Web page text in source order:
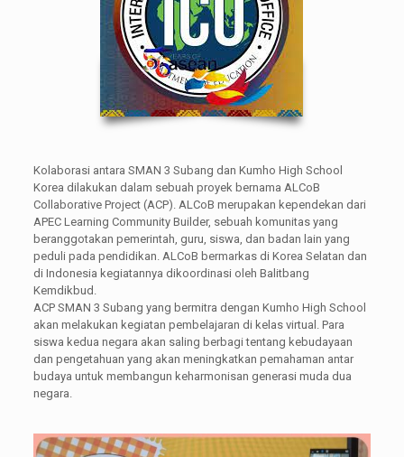
Kolaborasi antara SMAN 3 Subang dan Kumho High School
Korea dilakukan dalam sebuah proyek bernama ALCoB
Collaborative Project (ACP). ALCoB merupakan kependekan dari
APEC Learning Community Builder, sebuah komunitas yang
beranggotakan pemerintah, guru, siswa, dan badan lain yang
peduli pada pendidikan. ALCoB bermarkas di Korea Selatan dan
di Indonesia kegiatannya dikoordinasi oleh Balitbang
Kemdikbud.
ACP SMAN 3 Subang yang bermitra dengan Kumho High School
akan melakukan kegiatan pembelajaran di kelas virtual. Para
siswa kedua negara akan saling berbagi tentang kebudayaan
dan pengetahuan yang akan meningkatkan pemahaman antar
budaya untuk membangun keharmonisan generasi muda dua
negara.